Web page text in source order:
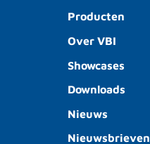
Producten
Over VBI
Showcases
Downloads
Nieuws
Nieuwsbrieven